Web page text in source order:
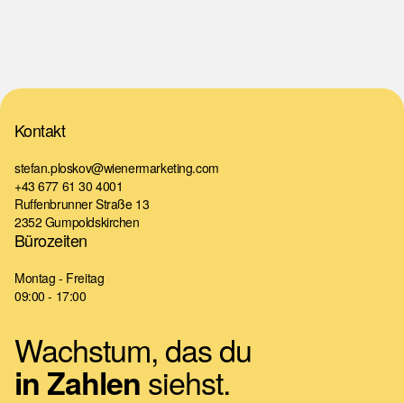
Kontakt
stefan.ploskov@wienermarketing.com
+43 677 61 30 4001
Ruffenbrunner Straße 13
2352 Gumpoldskirchen
Bürozeiten
Montag - Freitag
09:00 - 17:00
Wachstum, das du
in Zahlen siehst.